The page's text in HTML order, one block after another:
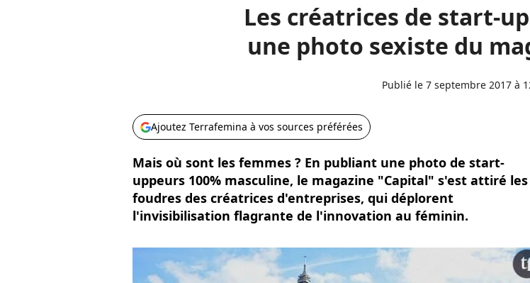
Les créatrices de start-
une photo sexiste du
Publié le 7 septembre 2017 à
Ajoutez Terrafemina à vos sources préférées
Mais où sont les femmes ? En publiant une photo de start-
uppeurs 100% masculine, le magazine "Capital" s'est attiré les
foudres des créatrices d'entreprises, qui déplorent
l'invisibilisation flagrante de l'innovation au féminin.